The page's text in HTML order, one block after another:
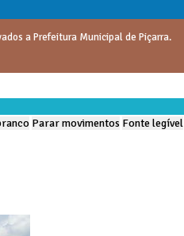
a Prefeitura Municipal de Piçarra.
Parar movimentos Fonte legível